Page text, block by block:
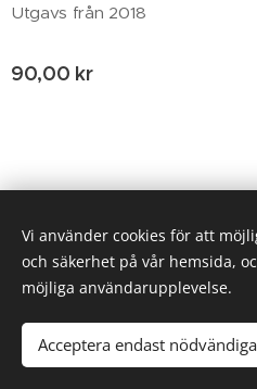
Utgavs från 2018
90,00 kr
© 2020 Birgitta Helm,
Vi använder cookies för att
och säkerhet på vår hemsida,
möjliga användarupplevelse.
Acceptera endast nödvändiga